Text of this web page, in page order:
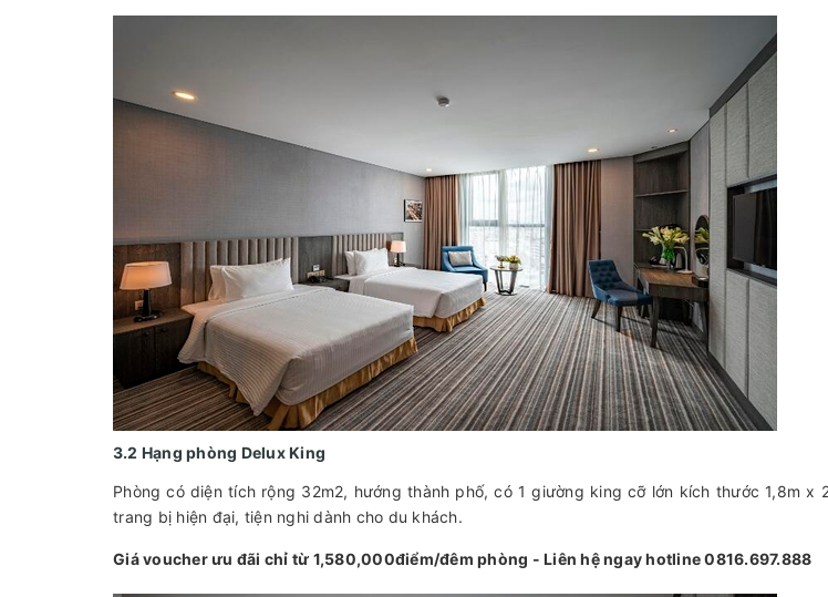
3.2 Hạng phòng Delux King
Phòng có diện tích rộng 32m2, hướng thành phố, có 1 giường king cỡ lớn kích thước 1,8m x
trang bị hiện đại, tiện nghi dành cho du khách.
Giá voucher ưu đãi chỉ từ 1,580,000điểm/đêm phòng - Liên hệ ngay hotline 0816.697.888